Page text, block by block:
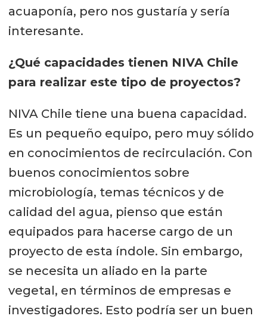
acuaponía, pero nos gustaría y sería
interesante.
¿Qué capacidades tienen NIVA Chile
para realizar este tipo de proyectos?
NIVA Chile tiene una buena capacidad.
Es un pequeño equipo, pero muy sólido
en conocimientos de recirculación. Con
buenos conocimientos sobre
microbiología, temas técnicos y de
calidad del agua, pienso que están
equipados para hacerse cargo de un
proyecto de esta índole. Sin embargo,
se necesita un aliado en la parte
vegetal, en términos de empresas e
investigadores. Esto podría ser un buen